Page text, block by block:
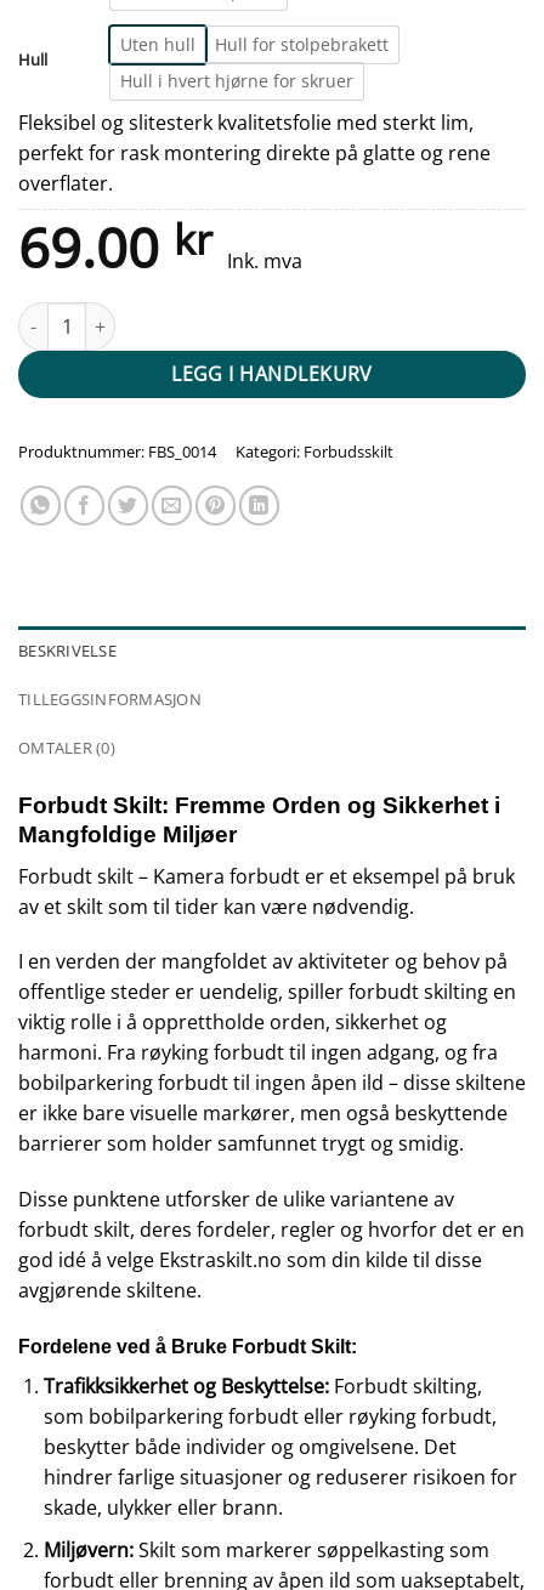
Hull
Uten hull
Hull for stolpebrakett
Hull i hvert hjørne for skruer
Fleksibel og slitesterk kvalitetsfolie med sterkt lim,
perfekt for rask montering direkte på glatte og rene
overflater.
69.00 kr Ink. mva
Forbudt skilt - Kamera forbudt antall
LEGG I HANDLEKURV
Produktnummer: FBS_0014 Kategori: Forbudsskilt
BESKRIVELSE
TILLEGGSINFORMASJON
OMTALER (0)
Forbudt Skilt: Fremme Orden og Sikkerhet i
Mangfoldige Miljøer
Forbudt skilt – Kamera forbudt er et eksempel på bruk
av et skilt som til tider kan være nødvendig.
I en verden der mangfoldet av aktiviteter og behov på
offentlige steder er uendelig, spiller forbudt skilting en
viktig rolle i å opprettholde orden, sikkerhet og
harmoni. Fra røyking forbudt til ingen adgang, og fra
bobilparkering forbudt til ingen åpen ild – disse skiltene
er ikke bare visuelle markører, men også beskyttende
barrierer som holder samfunnet trygt og smidig.
Disse punktene utforsker de ulike variantene av
forbudt skilt, deres fordeler, regler og hvorfor det er en
god idé å velge Ekstraskilt.no som din kilde til disse
avgjørende skiltene.
Fordelene ved å Bruke Forbudt Skilt:
Trafikksikkerhet og Beskyttelse:Forbudt skilting,
som bobilparkering forbudt eller røyking forbudt,
beskytter både individer og omgivelsene. Det
hindrer farlige situasjoner og reduserer risikoen for
skade, ulykker eller brann.
Miljøvern:Skilt som markerer søppelkasting som
forbudt eller brenning av åpen ild som uakseptabelt,